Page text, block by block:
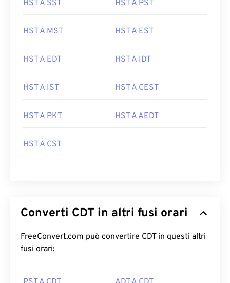
HST A SST HST A PST
HST A MST HST A EST
HST A EDT HST A IDT
HST A IST HST A CEST
HST A PKT HST A AEDT
HST A CST
Converti CDT in altri fusi orari
FreeConvert.com può convertire CDT in questi altri
fusi orari: